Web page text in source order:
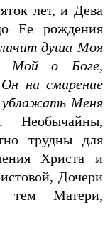
лет, и Дева
Ее рождения
душа Моя
Мой о Боге,
на смирение
Меня
Необычайны,
трудны для
Христа и
Дочери
Матери,